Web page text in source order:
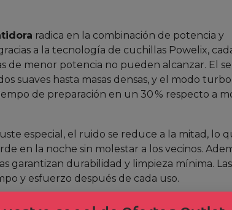
radica en la combinación de potencia y
a la tecnología de cuchillas Powelix,
de menor potencia no pueden alcanzar. El
suaves hasta masas densas, y el modo
de preparación en un 30 % respecto a
especial, el ruido se reduce a la mitad, lo
en la noche sin molestar a los vecinos.
durabilidad y limpieza mínima.
y esfuerzo después de cada uso.
de 800 ml y varillas, lo que la convierte